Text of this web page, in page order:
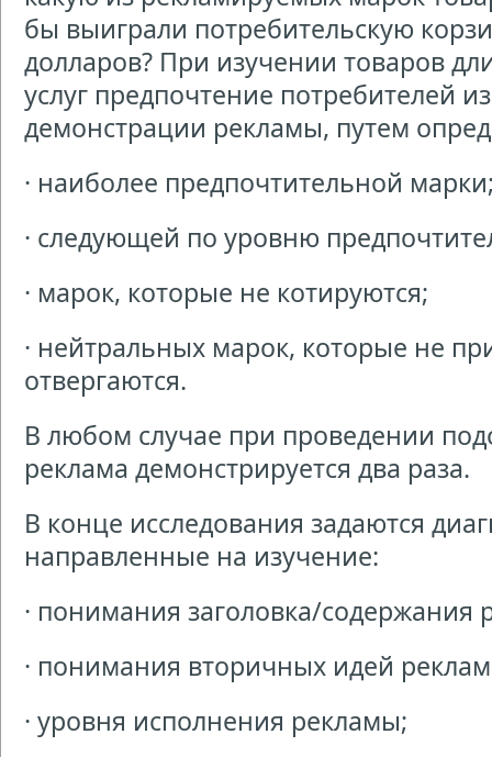
бы выиграли потребительскую
долларов? При изучении товаров
услуг предпочтение потребителей
демонстрации рекламы, путем
· наиболее предпочтительной
· следующей по уровню
· марок, которые не котируются;
· нейтральных марок, которые не
отвергаются.
В любом случае при проведении
реклама демонстрируется два раза.
В конце исследования задаются
направленные на изучение:
· понимания заголовка/содержания
· понимания вторичных идей
· уровня исполнения рекламы;